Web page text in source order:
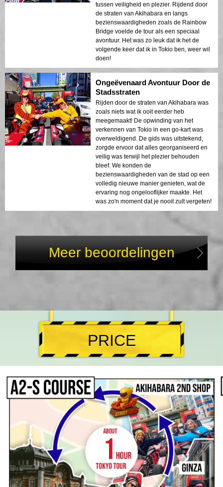
tussen veiligheid en plezier. Rijdend door
de straten van Akihabara en langs
bezienswaardigheden zoals de Rainbow
Bridge voelde de tour als een speciaal
avontuur. Het was zo leuk dat ik het de
volgende keer dat ik in Tokio ben, weer wil
doen!
Ongeëvenaard Avontuur Door de
Stadsstraten
Rijden door de straten van Akihabara was
zoals niets wat ik ooit eerder heb
meegemaakt! De opwinding van het
verkennen van Tokio in een go-kart was
overweldigend. De gids was uitstekend,
zorgde ervoor dat alles georganiseerd en
veilig was terwijl het plezier behouden
bleef. We konden de
bezienswaardigheden van de stad op een
volledig nieuwe manier genieten, wat de
ervaring nog ongelooflijker maakte. Het
was zo'n moment dat je nooit zult vergeten!
Meer beoordelingen
PRICE